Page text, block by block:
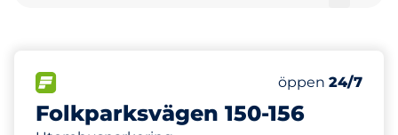
Folkparksvägen 150-156
Antal
Totalt antal
Electric Car
Torsdag&nbsp
öppen 24/7